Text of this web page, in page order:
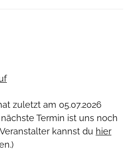
zuletzt am 05.07.2026
Termin ist uns noch
kannst du hier